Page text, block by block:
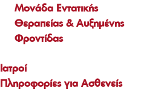
Μονάδα Εντατικής
Θεραπείας & Αυξημένης
Φροντίδας
Ιατροί
Πληροφορίες για Ασθενείς